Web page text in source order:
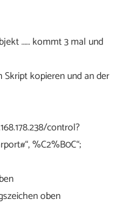
…… kommt 3 mal und
kopieren und an der
control?
%C2%B0C“;
oben